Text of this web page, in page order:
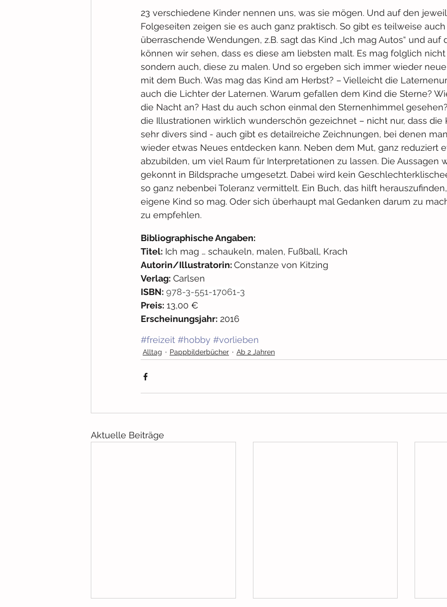
23 verschiedene Kinder nennen uns, was sie mögen. Und auf den
Folgeseiten zeigen sie es auch ganz praktisch. So gibt es teilweise auch
überraschende Wendungen, z.B. sagt das Kind „Ich mag Autos“ und auf
können wir sehen, dass es diese am liebsten malt. Es mag folglich nicht
sondern auch, diese zu malen. Und so ergeben sich immer wieder
mit dem Buch. Was mag das Kind am Herbst? – Vielleicht die
auch die Lichter der Laternen. Warum gefallen dem Kind die Sterne?
die Nacht an? Hast du auch schon einmal den Sternenhimmel
die Illustrationen wirklich wunderschön gezeichnet – nicht nur, dass die
sehr divers sind - auch gibt es detailreiche Zeichnungen, bei denen
wieder etwas Neues entdecken kann. Neben dem Mut, ganz reduziert
abzubilden, um viel Raum für Interpretationen zu lassen. Die Aussagen
gekonnt in Bildsprache umgesetzt. Dabei wird kein
so ganz nebenbei Toleranz vermittelt. Ein Buch, das hilft
eigene Kind so mag. Oder sich überhaupt mal Gedanken darum zu
zu empfehlen.
Bibliographische Angaben:
Titel: Ich mag … schaukeln, malen, Fußball, Krach
Autorin/Illustratorin: Constanze von Kitzing
Verlag: Carlsen
ISBN: 978-3-551-17061-3
Preis: 13,00 €
Erscheinungsjahr: 2016
#freizeit #hobby #vorlieben
Alltag Pappbilderbücher Ab 2 Jahren
Aktuelle Beiträge